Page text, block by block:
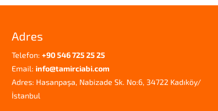
Adres
Telefon: +90 546 725 25 25
Email: info@tamirciabi.com
Adres: Hasanpaşa, Nabizade Sk. No:6, 34722 Kadıköy/
İstanbul